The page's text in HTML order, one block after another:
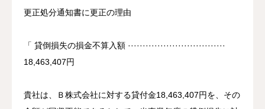
更正処分通知書に更正の理由
「 貸倒損失の損金不算入額 ·································
18,463,407円
貴社は、Ｂ株式会社に対する貸付金18,463,407円を、その